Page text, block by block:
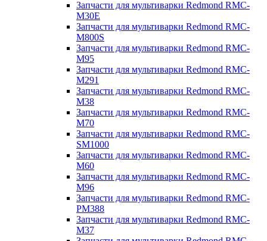
Запчасти для мультиварки Redmond RMC-
M30E
Запчасти для мультиварки Redmond RMC-
M800S
Запчасти для мультиварки Redmond RMC-
M95
Запчасти для мультиварки Redmond RMC-
M291
Запчасти для мультиварки Redmond RMC-
M38
Запчасти для мультиварки Redmond RMC-
M70
Запчасти для мультиварки Redmond RMC-
SM1000
Запчасти для мультиварки Redmond RMC-
M60
Запчасти для мультиварки Redmond RMC-
M96
Запчасти для мультиварки Redmond RMC-
PM388
Запчасти для мультиварки Redmond RMC-
M37